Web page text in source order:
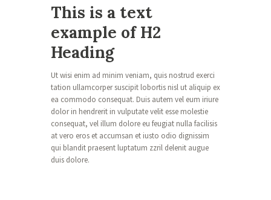
This is a text
example of H2
Heading
Ut wisi enim ad minim veniam, quis nostrud exerci
tation ullamcorper suscipit lobortis nisl ut aliquip ex
ea commodo consequat. Duis autem vel eum iriure
dolor in hendrerit in vulputate velit esse molestie
consequat, vel illum dolore eu feugiat nulla facilisis
at vero eros et accumsan et iusto odio dignissim
qui blandit praesent luptatum zzril delenit augue
duis dolore.